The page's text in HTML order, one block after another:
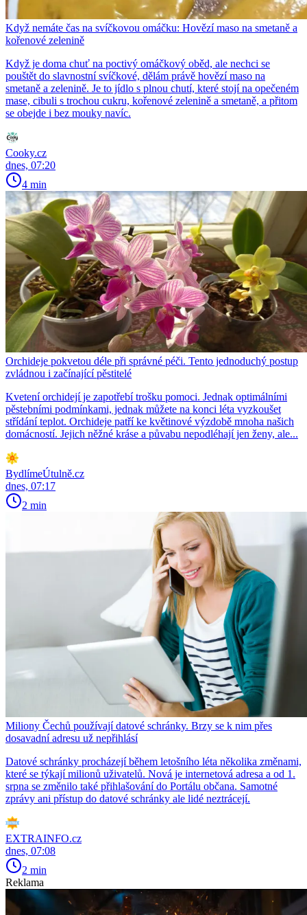
Když nemáte čas na svíčkovou omáčku: Hovězí maso na smetaně a
kořenové zelenině
Když je doma chuť na poctivý omáčkový oběd, ale nechci se
pouštět do slavnostní svíčkové, dělám právě hovězí maso na
smetaně a zelenině. Je to jídlo s plnou chutí, které stojí na opečeném
mase, cibuli s trochou cukru, kořenové zelenině a smetaně, a přitom
se obejde i bez mouky navíc.
Cooky.cz
dnes, 07:20
4 min
Orchideje pokvetou déle při správné péči. Tento jednoduchý postup
zvládnou i začínající pěstitelé
Kvetení orchidejí je zapotřebí trošku pomoci. Jednak optimálními
pěstebními podmínkami, jednak můžete na konci léta vyzkoušet
střídání teplot. Orchideje patří ke květinové výzdobě mnoha našich
domácností. Jejich něžné kráse a půvabu nepodléhají jen ženy, ale...
BydlímeÚtulně.cz
dnes, 07:17
2 min
Miliony Čechů používají datové schránky. Brzy se k nim přes
dosavadní adresu už nepřihlásí
Datové schránky procházejí během letošního léta několika změnami,
které se týkají milionů uživatelů. Nová je internetová adresa a od 1.
srpna se změnilo také přihlašování do Portálu občana. Samotné
zprávy ani přístup do datové schránky ale lidé neztrácejí.
EXTRAINFO.cz
dnes, 07:08
2 min
Reklama